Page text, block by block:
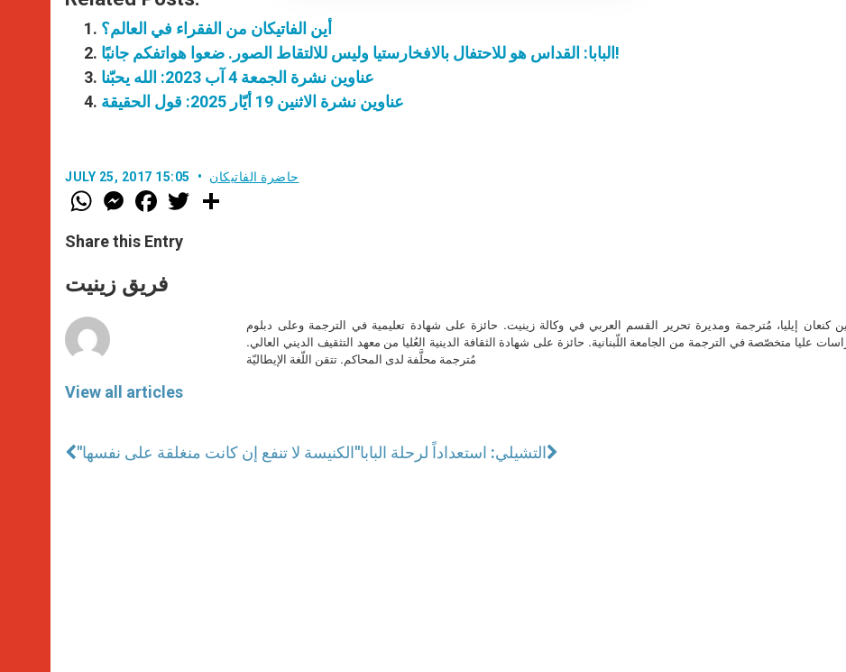
أين الفاتيكان من الفقراء في العالم؟
البابا: القداس هو للاحتفال بالافخارستيا وليس للالتقاط الصور. ضعوا هواتفكم جانبًا!
عناوين نشرة الجمعة 4 آب 2023: الله يحبّنا
عناوين نشرة الاثنين 19 أيّار 2025: قول الحقيقة
JULY 25, 2017 15:05 حاضرة الفاتيكان
W
h
t
s
p
p
M
e
s
e
g
e
F
a
e
b
o
k
w
Share this Entry
فريق زينيت
View all articles
كنعان إيليا، مُترجمة ومديرة تحرير القسم العربي في وكالة زينيت. حائزة على شهادة تعليمية في الترجمة وعلى دبلوم
عليا متخصّصة في الترجمة من الجامعة اللّبنانية. حائزة على شهادة الثقافة الدينية العُليا من معهد التثقيف الديني العالي.
مُترجمة محلَّفة لدى المحاكم. تتقن اللّغة الإيطاليّة
"الكنيسة لا تنفع إن كانت منغلقة على نفسها"التشيلي: استعداداً لرحلة البابا